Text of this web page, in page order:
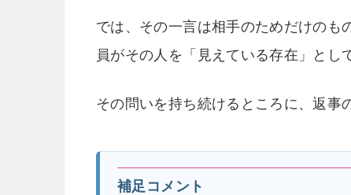
では、その一言は相手のためだけのも
員がその人を「見えている存在」とし
その問いを持ち続けるところに、返事
補足コメント